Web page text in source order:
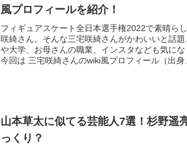
風プロフィールを紹介！
フィギュアスケート全日本選手権2022で素晴ら
咲綺さん。そんな三宅咲綺さんがかわいいと話
や大学、お母さんの職業、インスタなども気に
今回は 三宅咲綺さんのwiki風プロフィール（出身...
山本草太に似てる芸能人7選！杉野遥
っくり？